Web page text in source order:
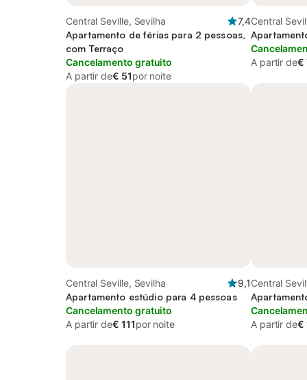
Central Seville, Sevilha
7,4
Apartamento de férias para 2 pessoas,
com Terraço
Cancelamento gratuito
A partir de€ 51por noite
Central
A partir de€
Central Seville, Sevilha
9,1
Apartamento estúdio para 4 pessoas
Cancelamento gratuito
A partir de€ 111por noite
Central
A partir de€